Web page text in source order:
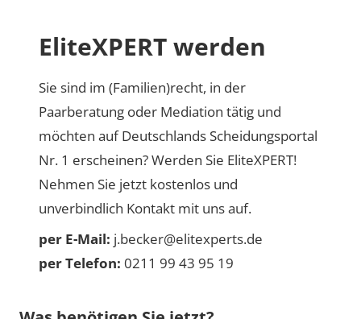
EliteXPERT werden
Sie sind im (Familien)recht, in der
Paarberatung oder Mediation tätig und
möchten auf Deutschlands Scheidungsportal
Nr. 1 erscheinen? Werden Sie EliteXPERT!
Nehmen Sie jetzt kostenlos und
unverbindlich Kontakt mit uns auf.
per E-Mail: j.becker@elitexperts.de
per Telefon: 0211 99 43 95 19